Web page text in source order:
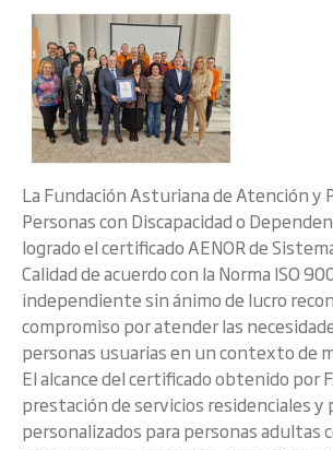
La Fundación Asturiana de Atención y
Personas con Discapacidad o
logrado el certificado AENOR de
Calidad de acuerdo con la Norma ISO
independiente sin ánimo de lucro
compromiso por atender las
personas usuarias en un contexto de
El alcance del certificado obtenido por
prestación de servicios residenciales y
personalizados para personas adultas